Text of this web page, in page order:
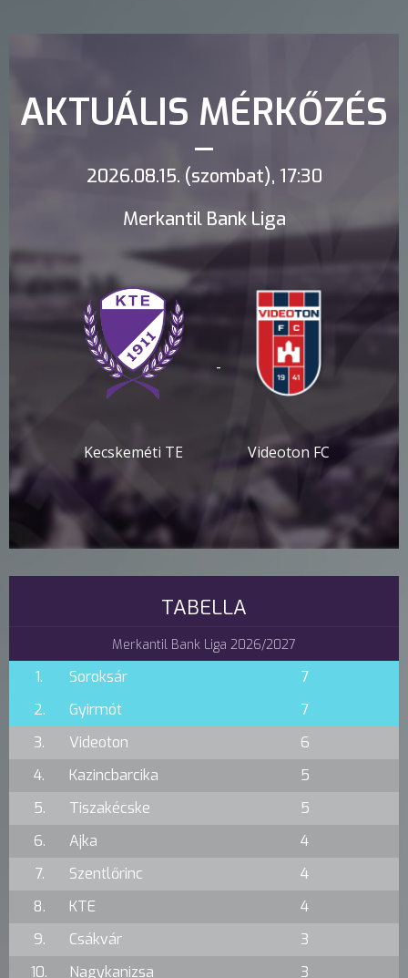
AKTUÁLIS MÉRKŐZÉS
2026.08.15. (szombat), 17:30
Merkantil Bank Liga
Kecskeméti TE
-
Videoton FC
TABELLA
Merkantil Bank Liga 2026/2027
1. Soroksár
7
2.
Gyirmót
7
3.
Videoton
6
4.
Kazincbarcika
5
5.
Tiszakécske
5
6.
Ajka
4
7.
Szentlőrinc
4
8.
KTE
4
9.
Csákvár
3
10.
Nagykanizsa 3